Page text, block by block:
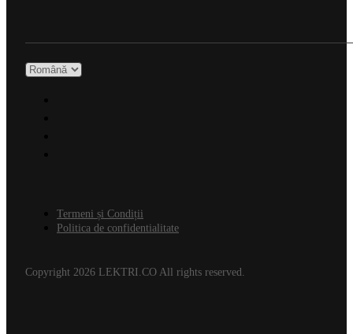
Copyright 2026 LEKTRI.CO All rights reserved.
Termeni și Condiții
Politica de confidentialitate